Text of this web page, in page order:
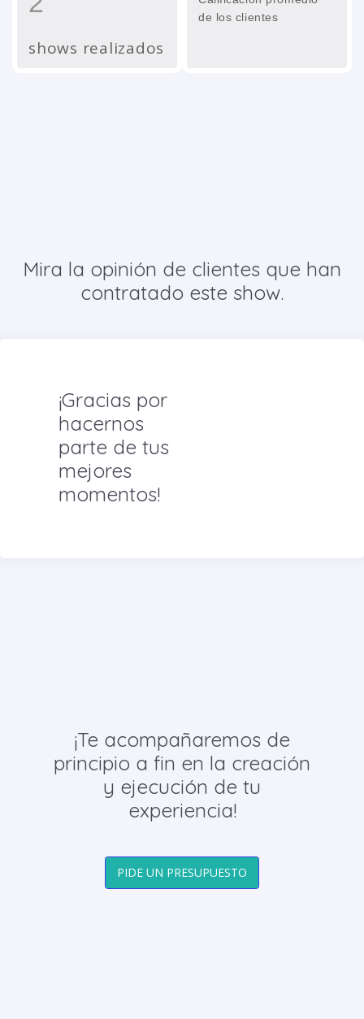
shows realizados
de los clientes
Mira la opinión de clientes que han
contratado este show.
¡Gracias por
hacernos
parte de tus
mejores
momentos!
¡Te acompañaremos de
principio a fin en la creación
y ejecución de tu
experiencia!
PIDE UN PRESUPUESTO